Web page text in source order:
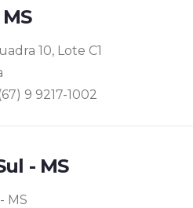
10, Lote C1
9 9217-1002
- MS
MS